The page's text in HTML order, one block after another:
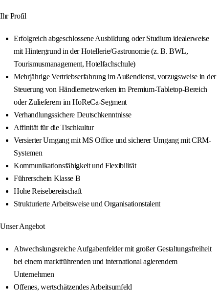
Ihr Profil
Erfolgreich abgeschlossene Ausbildung oder Studium idealerweise
mit Hintergrund in der Hotellerie/Gastronomie (z. B. BWL,
Tourismusmanagement, Hotelfachschule)
Mehrjährige Vertriebserfahrung im Außendienst, vorzugsweise in der
Steuerung von Händlernetzwerken im Premium-Tabletop-Bereich
oder Zulieferern im HoReCa-Segment
Verhandlungssichere Deutschkenntnisse
Affinität für die Tischkultur
Versierter Umgang mit MS Office und sicherer Umgang mit CRM-
Systemen
Kommunikationsfähigkeit und Flexibilität
Führerschein Klasse B
Hohe Reisebereitschaft
Strukturierte Arbeitsweise und Organisationstalent
Unser Angebot
Abwechslungsreiche Aufgabenfelder mit großer Gestaltungsfreiheit
bei einem marktführenden und international agierendem
Unternehmen
Offenes, wertschätzendes Arbeitsumfeld